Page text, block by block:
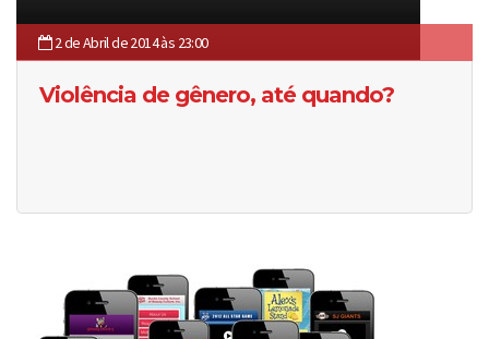
2 de Abril de 2014 às 23:00
Violência de gênero, até quando?